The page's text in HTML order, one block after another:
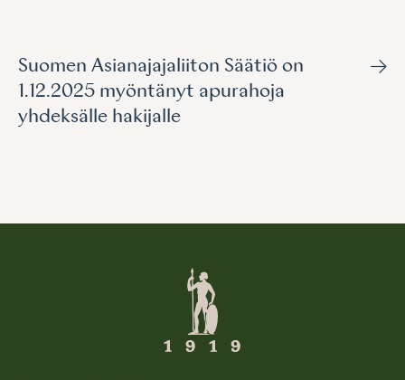
Suomen Asianajajaliiton Säätiö on
1.12.2025 myöntänyt apurahoja
yhdeksälle hakijalle